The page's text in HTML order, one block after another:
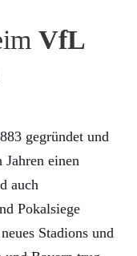
VfL
gegründet und
Jahren einen
auch
Pokalsiege
Stadions und